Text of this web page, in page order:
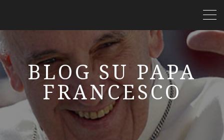
BLOG SU PAPA
FRANCESCO